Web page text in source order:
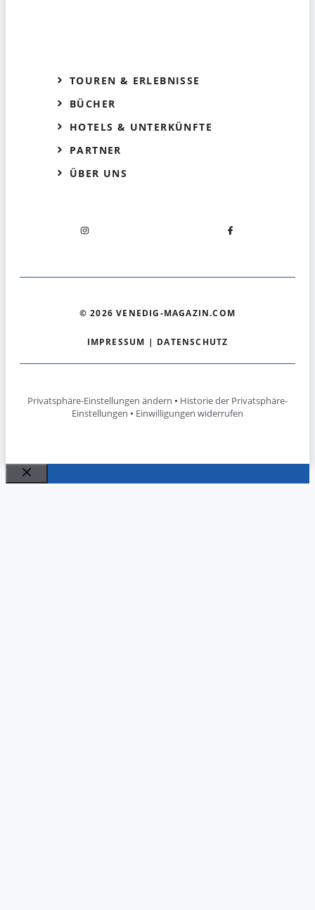
TOUREN & ERLEBNISSE
BÜCHER
HOTELS & UNTERKÜNFTE
PARTNER
ÜBER UNS
© 2026 VENEDIG-MAGAZIN.COM
IMPRESSUM | DATENSCHUTZ
Privatsphäre-Einstellungen ändern • Historie der Privatsphäre-
Einstellungen • Einwilligungen widerrufen
Schließen